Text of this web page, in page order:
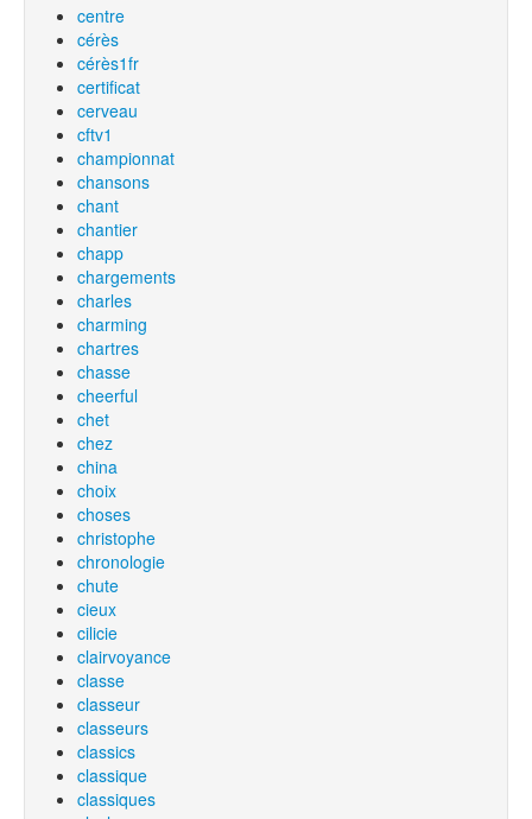
centre
cérès
cérès1fr
certificat
cerveau
cftv1
championnat
chansons
chant
chantier
chapp
chargements
charles
charming
chartres
chasse
cheerful
chet
chez
china
choix
choses
christophe
chronologie
chute
cieux
cilicie
clairvoyance
classe
classeur
classeurs
classics
classique
classiques